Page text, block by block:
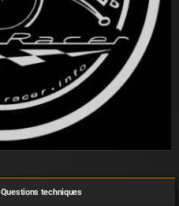
Questions techniques